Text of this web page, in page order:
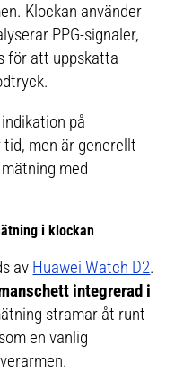
Klockan använder
PPG-signaler,
för att uppskatta
på
men är generellt
med
i klockan
av Huawei Watch D2.
integrerad i
stramar åt runt
en vanlig